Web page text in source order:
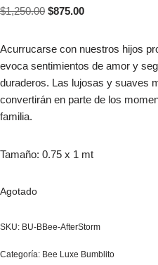
$1,250.00 $875.00
Acurrucarse con nuestros hijos
evoca sentimientos de amor y
duraderos. Las lujosas y suaves
convertirán en parte de los
familia.
Tamaño: 0.75 x 1 mt
Agotado
SKU: BU-BBee-AfterStorm
Categoría: Bee Luxe Bumblito